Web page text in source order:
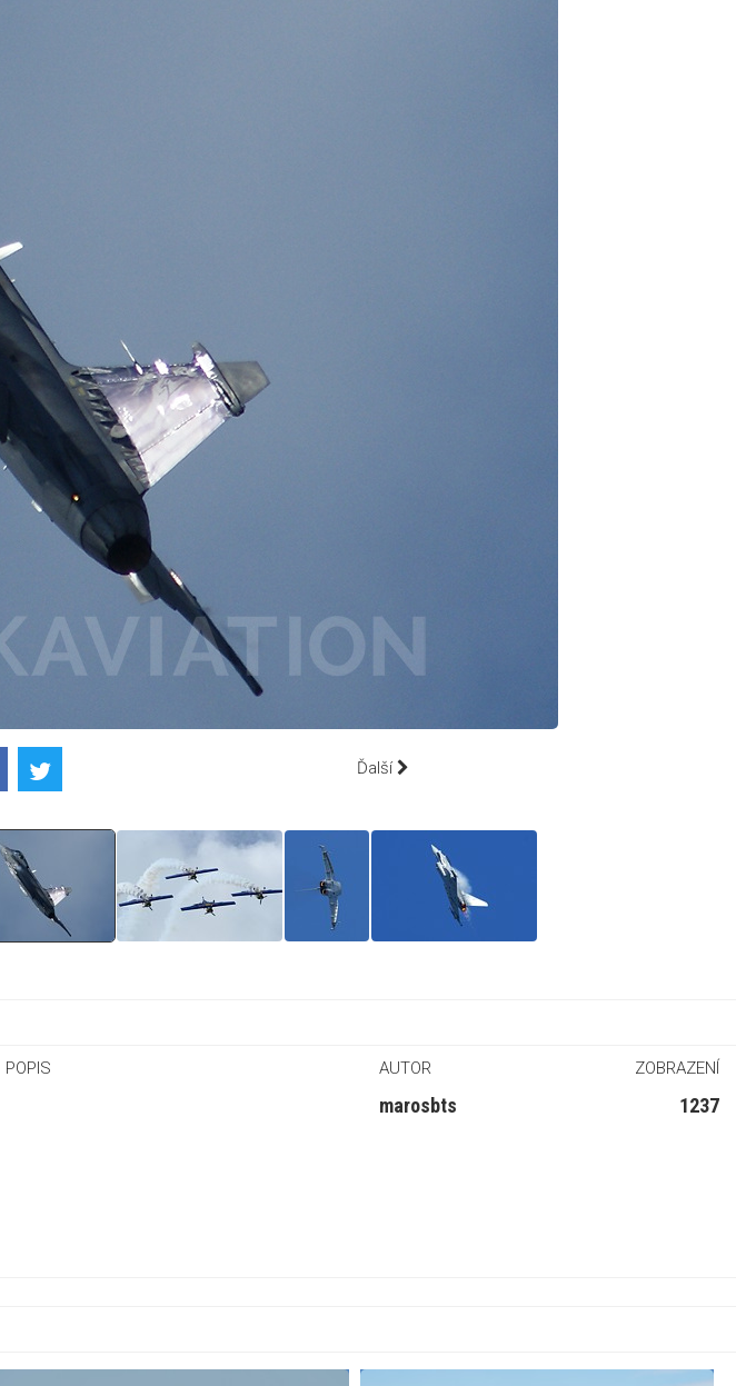
Ďalší
POPIS AUTOR ZOBRAZENÍ
marosbts 1237